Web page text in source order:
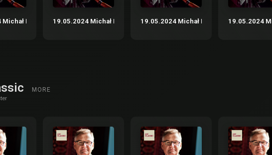
Michał Rusinek – “Nadbagaż” – podróże nie tylko literackie cz.1
19.05.2024 Michał Rusinek – “Nadbagaż” – podróże nie tylko
19.05.2024 Michał Rusinek –19.05.2024
MORE